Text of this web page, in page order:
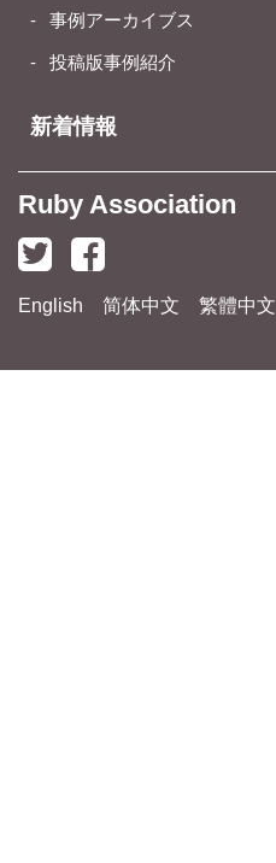
事例アーカイブス
投稿版事例紹介
新着情報
Ruby Association
English 简体中文 繁體中文